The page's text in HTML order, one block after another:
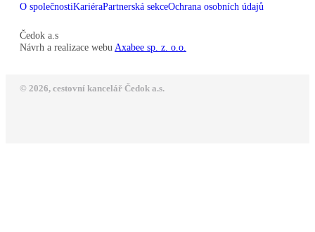
O společnostiKariéraPartnerská sekceOchrana osobních údajů
Čedok a.s
Návrh a realizace webu Axabee sp. z. o.o.
© 2026, cestovní kancelář Čedok a.s.